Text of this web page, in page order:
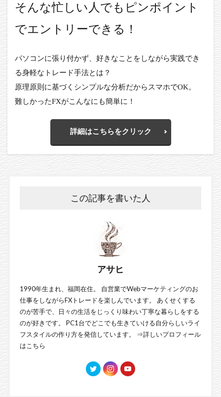
そんな忙しい人でもピンポイント
でエントリーできる！
パソコンに張り付かず、好きなことをしながら実践でき
る身軽なトレード手法とは？
原理原則に基づくシンプルな分析だからスマホでOK。
難しかったFXがこんなにも簡単に！
詳細はこちらをクリック
この記事を書いた人
アサヒ
1990年生まれ、福岡在住。 自営業でWebマーケティングのお
仕事をしながらFXトレードを楽しんでいます。 あくせくする
のが苦手で、日々の生活をじっくり味わい丁寧な暮らしをする
のが好きです。 PC1台でどこでも生きていける自分らしいライ
フスタイルの作り方を発信しています。 ⇒詳しいプロフィール
はこちら